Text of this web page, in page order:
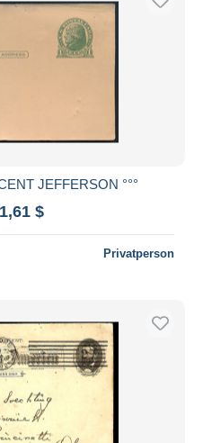
JEFFERSON °°°
$
Privatperson